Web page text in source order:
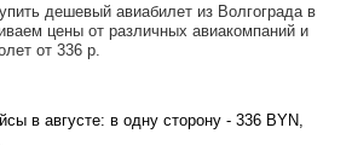
дешевый авиабилет из Волгограда в
цены от различных авиакомпаний и
от 336 р
в августе: в одну сторону - 336 BYN